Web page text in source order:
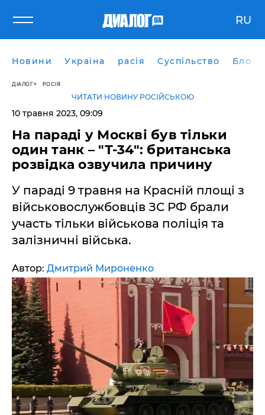
RU
Новини Україна расія Суспільство Блоги
ДІАЛОГ РОСІЯ
ЧИТАТИ НОВИНУ РОСІЙСЬКОЮ
10 травня 2023, 09:09
На параді у Москві був тільки
один танк – "Т-34": британська
розвідка озвучила причину
У параді 9 травня на Красній площі з
військовослужбовців ЗС РФ брали
участь тільки військова поліція та
залізничні війська.
Автор: Дмитрий Мироненко